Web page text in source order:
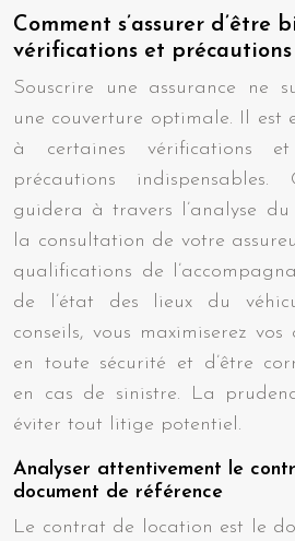
Comment s’assurer d’être
vérifications et
Souscrire une assurance ne
une couverture optimale. Il est
à certaines vérifications
précautions
guidera à travers l’analyse
la consultation de votre
qualifications de
de l’état des lieux du
conseils, vous maximiserez
en toute sécurité et d’être
en cas de sinistre. La
éviter tout litige potentiel.
Analyser attentivement le
document de référence
Le contrat de location est le